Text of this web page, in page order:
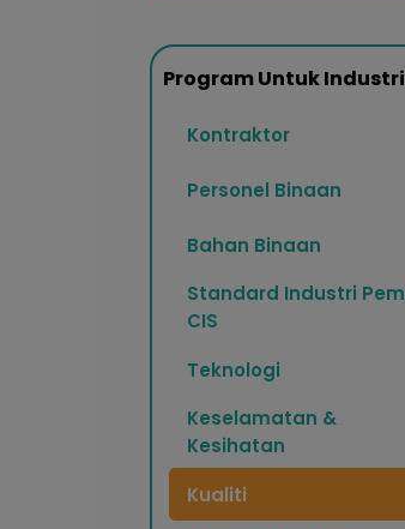
Program Untuk Industri
Kontraktor
Personel Binaan
Bahan Binaan
Standard Industri
CIS
Teknologi
Keselamatan &
Kesihatan
Kualiti